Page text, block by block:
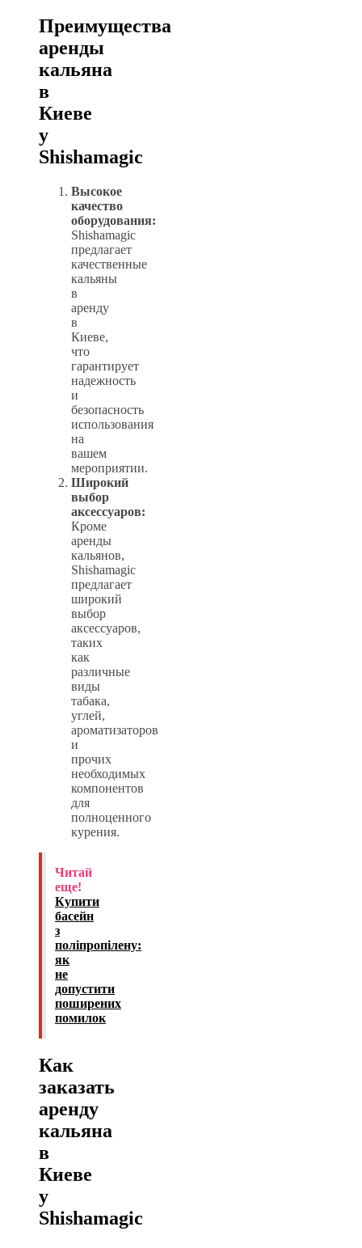
Преимущества
аренды
кальяна
в
Киеве
у
Shishamagic
Высокое
качество
оборудования:
Shishamagic
предлагает
качественные
кальяны
в
аренду
в
Киеве,
что
гарантирует
надежность
и
безопасность
использования
на
вашем
мероприятии.
Широкий
выбор
аксессуаров:
Кроме
аренды
кальянов,
Shishamagic
предлагает
широкий
выбор
аксессуаров,
таких
как
различные
виды
табака,
углей,
ароматизаторов
и
прочих
необходимых
компонентов
для
полноценного
курения.
Читай
еще!
Купити
басейн
з
поліпропілену:
як
не
допустити
поширених
помилок
Как
заказать
аренду
кальяна
в
Киеве
у
Shishamagic